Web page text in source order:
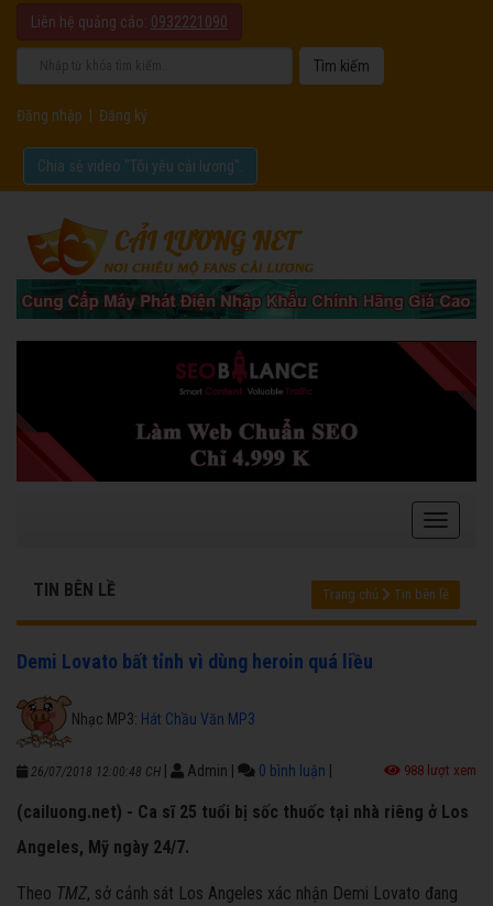
Liên hệ quảng cáo: 0932221090
Đăng nhập Đăng ký
Chia sẻ video "Tôi yêu cải lương".
TIN BÊN LỀ Trang chủ Tin bên lề
Demi Lovato bất tỉnh vì dùng heroin quá liều
Nhạc MP3: Hát Chầu Văn MP3
26/07/2018 12:00:48 CH Admin 0 bình luận 988 lượt xem
(cailuong.net) - Ca sĩ 25 tuổi bị sốc thuốc tại nhà riêng ở Los
Angeles, Mỹ ngày 24/7.
Theo TMZ, sở cảnh sát Los Angeles xác nhận Demi Lovato đang